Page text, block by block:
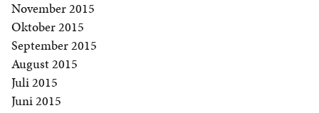
November 2015
Oktober 2015
September 2015
August 2015
Juli 2015
Juni 2015